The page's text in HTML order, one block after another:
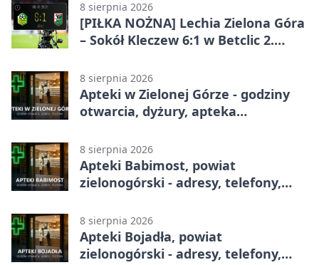
8 sierpnia 2026
[PIŁKA NOŻNA] Lechia Zielona Góra
– Sokół Kleczew 6:1 w Betclic 2.
urządzili sobie festiwal strzelecki
8 sierpnia 2026
Apteki w Zielonej Górze - godziny
otwarcia, dyżury, apteka
8 sierpnia 2026
Apteki Babimost, powiat
zielonogórski - adresy, telefony,
8 sierpnia 2026
Apteki Bojadła, powiat
zielonogórski - adresy, telefony,